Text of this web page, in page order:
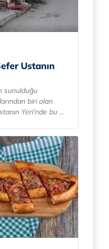
Ustanın
sunulduğu
biri olan
Yeri'nde bu ...